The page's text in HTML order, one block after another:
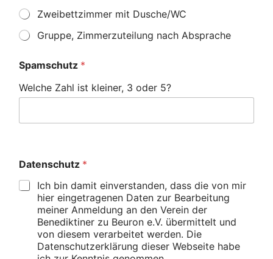
Zweibettzimmer mit Dusche/WC
Gruppe, Zimmerzuteilung nach Absprache
Spamschutz *
Welche Zahl ist kleiner, 3 oder 5?
Datenschutz *
Ich bin damit einverstanden, dass die von mir
hier eingetragenen Daten zur Bearbeitung
meiner Anmeldung an den Verein der
Benediktiner zu Beuron e.V. übermittelt und
von diesem verarbeitet werden. Die
Datenschutzerklärung dieser Webseite habe